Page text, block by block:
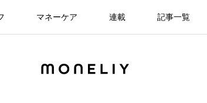
マネーケア 連載 記事一覧